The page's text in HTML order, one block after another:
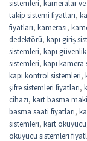
sistemleri, kameralar ve
takip sistemi fiyatları,
fiyatları, kamerası,
dedektörü, kapı giriş
sistemleri, kapı
sistemleri, kapı kamera
kapı kontrol sistemleri,
şifre sistemleri fiyatları,
cihazı, kart basma
basma saati fiyatları,
sistemleri, kart okuyucu
okuyucu sistemleri